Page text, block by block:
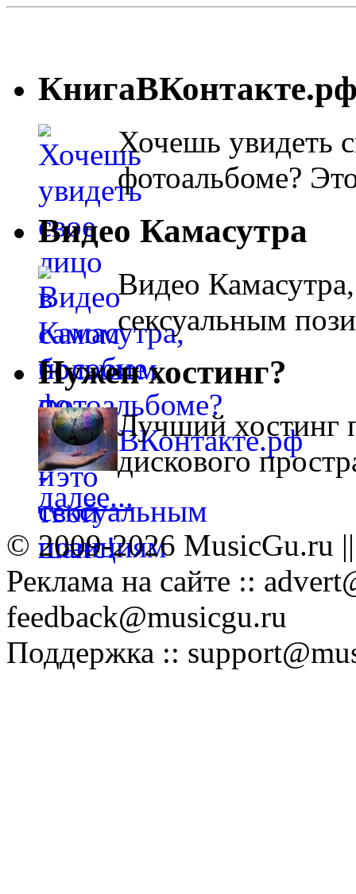
Хочешь увидеть
фотоальбоме?
Видео Камасутра
Видео
сексуальным
Нужен хостинг?
Лучший хостинг
дискового
далее...
© 2009-2026 MusicGu.ru
Реклама на сайте ::
feedback@musicgu.ru
Поддержка ::